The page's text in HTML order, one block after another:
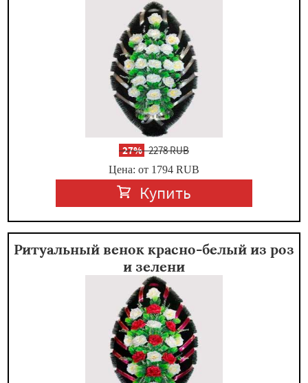
-27%2278 RUB
Цена: от 1794 RUB
Купить
Ритуальный венок красно-белый из роз
и зелени